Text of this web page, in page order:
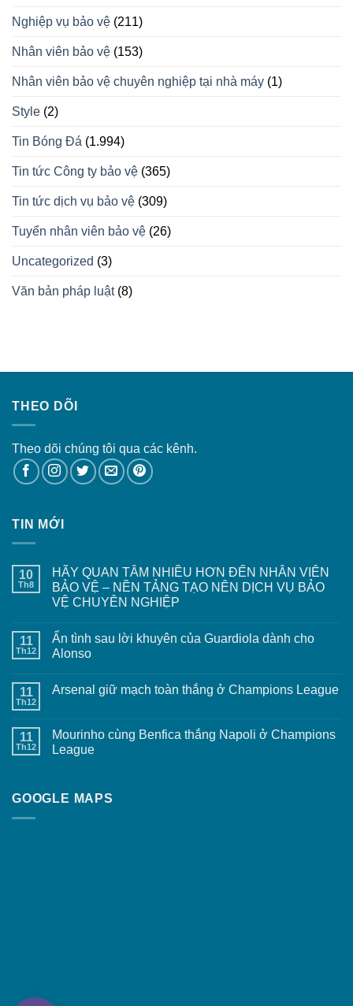
Nghiệp vụ bảo vệ (211)
Nhân viên bảo vệ (153)
Nhân viên bảo vệ chuyên nghiệp tại nhà máy (1)
Style (2)
Tin Bóng Đá (1.994)
Tin tức Công ty bảo vệ (365)
Tin tức dịch vụ bảo vệ (309)
Tuyển nhân viên bảo vệ (26)
Uncategorized (3)
Văn bản pháp luật(8)
THEO DÕI
Theo dõi chúng tôi qua các kênh.
TIN MỚI
10
Th8
HÃY QUAN TÂM NHIỀU HƠN ĐẾN NHÂN VIÊN
BẢO VỆ – NỀN TẢNG TẠO NÊN DỊCH VỤ BẢO
VỆ CHUYÊN NGHIỆP
11
Th12
Ẩn tình sau lời khuyên của Guardiola dành cho
Alonso
11
Th12
Arsenal giữ mạch toàn thắng ở Champions League
11
Th12
Mourinho cùng Benfica thắng Napoli ở Champions
League
GOOGLE MAPS